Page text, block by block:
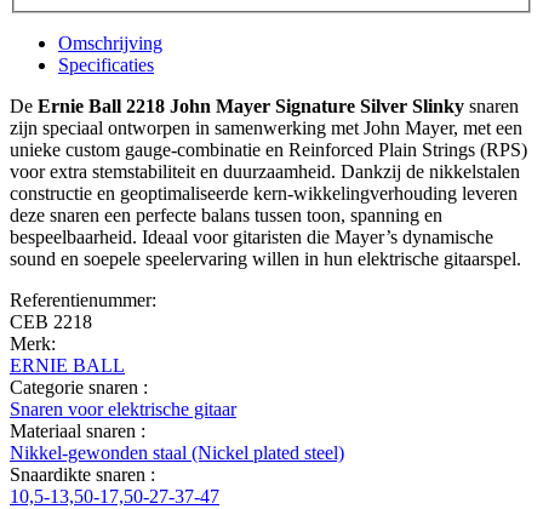
Omschrijving
Specificaties
De Ernie Ball 2218 John Mayer Signature Silver Slinky snaren
zijn speciaal ontworpen in samenwerking met John Mayer, met een
unieke custom gauge-combinatie en Reinforced Plain Strings (RPS)
voor extra stemstabiliteit en duurzaamheid. Dankzij de nikkelstalen
constructie en geoptimaliseerde kern-wikkelingverhouding leveren
deze snaren een perfecte balans tussen toon, spanning en
bespeelbaarheid. Ideaal voor gitaristen die Mayer’s dynamische
sound en soepele speelervaring willen in hun elektrische gitaarspel.
Referentienummer:
CEB 2218
Merk:
ERNIE BALL
Categorie snaren :
Snaren voor elektrische gitaar
Materiaal snaren :
Nikkel-gewonden staal (Nickel plated steel)
Snaardikte snaren :
10,5-13,50-17,50-27-37-47